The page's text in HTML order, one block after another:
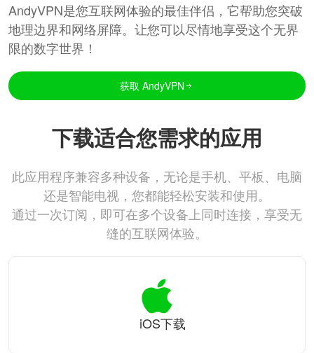
AndyVPN是您互联网体验的最佳伴侣，它帮助您突破
地理边界和网络屏障。让您可以尽情地享受这个无界
限的数字世界！
获取 AndyVPN
下载适合您需求的应用
此应用程序兼容多种设备，无论是手机、平板、电脑
还是智能电视，您都能轻松安装和使用。
通过一次订阅，即可在多个设备上同时连接，享受无
缝的互联网体验。
iOS下载